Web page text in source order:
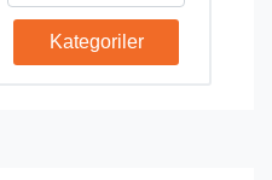
Kategoriler